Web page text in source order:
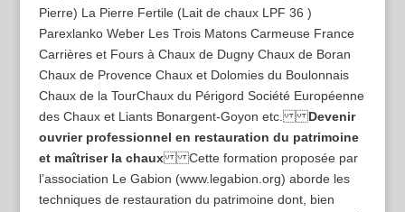
Pierre) La Pierre Fertile (Lait de chaux LPF 36 )
Parexlanko Weber Les Trois Matons Carmeuse France
Carrières et Fours à Chaux de Dugny Chaux de Boran
Chaux de Provence Chaux et Dolomies du Boulonnais
Chaux de la TourChaux du Périgord Société Européenne
des Chaux et Liants Bonargent-Goyon etc.Devenir
ouvrier professionnel en restauration du patrimoine
et maîtriser la chauxCette formation proposée par
l’association Le Gabion (www.legabion.org) aborde les
techniques de restauration du patrimoine dont, bien